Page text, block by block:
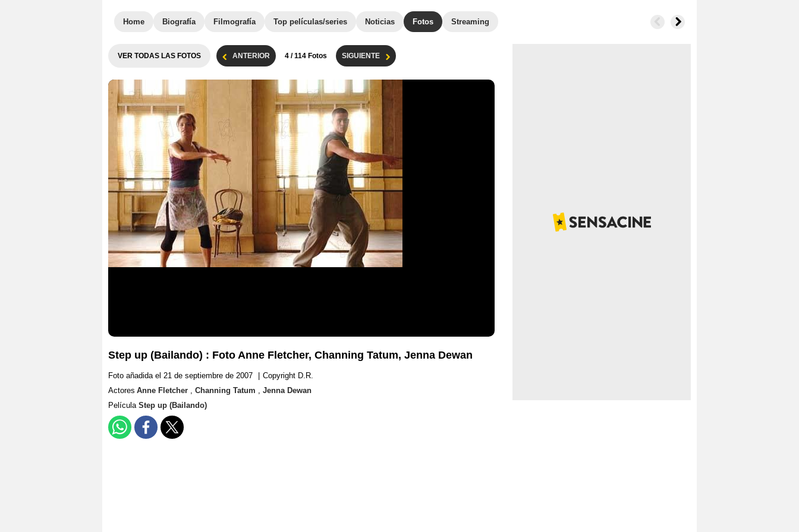
Home Biografía Filmografía Top películas/series Noticias Fotos Streaming
VER TODAS LAS FOTOS ANTERIOR 4 / 114 Fotos SIGUIENTE
Step up (Bailando) : Foto Anne Fletcher, Channing Tatum, Jenna Dewan
Foto añadida el 21 de septiembre de 2007
Copyright D.R.
Actores Anne Fletcher , Channing Tatum , Jenna Dewan
Película Step up (Bailando)